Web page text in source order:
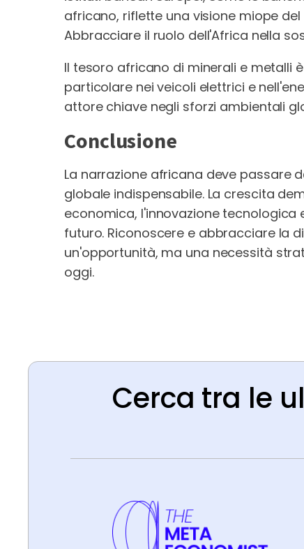
africano, riflette una visione miope
Abbracciare il ruolo dell'Africa nella
Il tesoro africano di minerali e metalli
particolare nei veicoli elettrici e
attore chiave negli sforzi ambientali
Conclusione
La narrazione africana deve passare
globale indispensabile. La crescita
economica, l'innovazione tecnologica
futuro. Riconoscere e abbracciare la
un'opportunità, ma una necessità
oggi.
Cerca tra le